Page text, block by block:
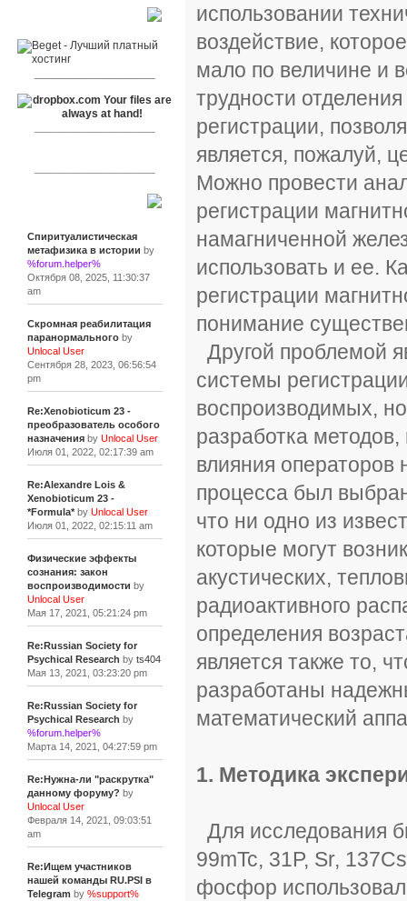
Спиритуалистическая
метафизика в истории by
%forum.helper%
Октября 08, 2025, 11:30:37
am
Скромная реабилитация
паранормальногоby
Unlocal User
Сентября 28, 2023, 06:56:54
pm
Re:Xenobioticum 23 -
преобразователь особого
назначенияby Unlocal User
Июля 01, 2022, 02:17:39 am
Re:Alexandre Lois &
Xenobioticum 23 -
*Formula*by Unlocal User
Июля 01, 2022, 02:15:11 am
Физические эффекты
сознания: закон
воспроизводимости by
Unlocal User
Мая 17, 2021, 05:21:24 pm
Re:Russian Society for
Psychical Research by ts404
Мая 13, 2021, 03:23:20 pm
Re:Russian Society for
Psychical Research by
%forum.helper%
Марта 14, 2021, 04:27:59 pm
Re:Нужна-ли "раскрутка"
данному форуму? by
Unlocal User
Февраля 14, 2021, 09:03:51
am
Re:Ищем участников
нашей команды RU.PSI в
Telegram by %support%
использовании
воздействие,
мало по величине и
трудности
регистрации,
является, пожалуй,
Можно провести
регистрации
намагниченной
использовать и ее.
регистрации
понимание
Другой проблемой
системы
воспроизводимых,
разработка
влияния операторов
процесса был
что ни одно из
которые могут
акустических,
радиоактивного
определения
является также то,
разработаны
математический
1. Методика
Для исследования
99mTc, 31P, Sr,
фосфор